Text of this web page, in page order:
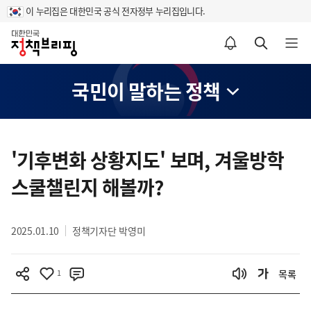
이 누리집은 대한민국 공식 전자정부 누리집입니다.
홈
알림설정 바로가기 검색 바로가기 메뉴 열기
국민이 말하는 정책
텐
영
'기후변화 상황지도' 보며, 겨울방학
스쿨챌린지 해볼까?
2025.01.10 정책기자단 박영미
1 목록